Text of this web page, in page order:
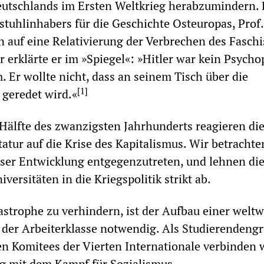
im Ersten Weltkrieg herabzumindern.
für die Geschichte Osteuropas, Prof.
auf eine Relativierung der Verbrechen des
erklärte er im »Spiegel«: »Hitler war kein
Er wollte nicht, dass an seinem Tisch über die
wird.«[1]
des zwanzigsten Jahrhunderts reagieren
auf die Krise des Kapitalismus. Wir
Entwicklung entgegenzutreten, und lehnen die
in die Kriegspolitik strikt ab.
zu verhindern, ist der Aufbau einer
Arbeiterklasse notwendig. Als
Komitees der Vierten Internationale verbinden